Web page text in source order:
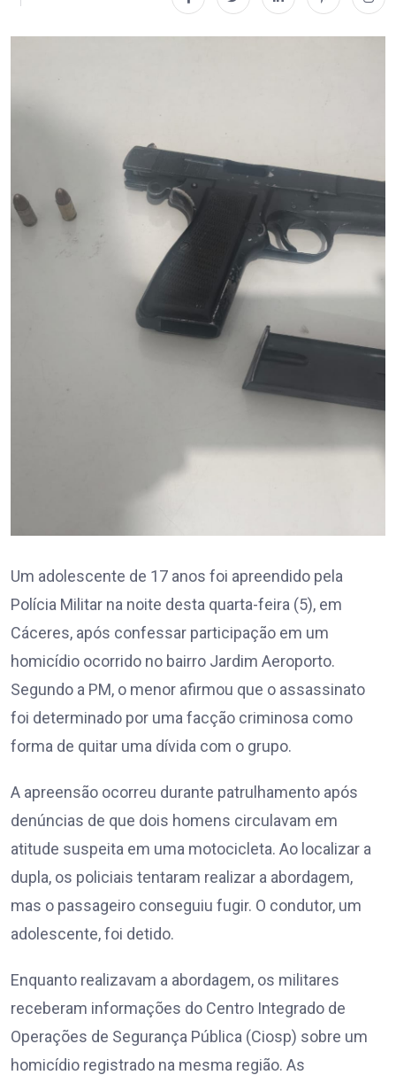
Um adolescente de 17 anos foi apreendido pela
Polícia Militar na noite desta quarta-feira (5), em
Cáceres, após confessar participação em um
homicídio ocorrido no bairro Jardim Aeroporto.
Segundo a PM, o menor afirmou que o assassinato
foi determinado por uma facção criminosa como
forma de quitar uma dívida com o grupo.
A apreensão ocorreu durante patrulhamento após
denúncias de que dois homens circulavam em
atitude suspeita em uma motocicleta. Ao localizar a
dupla, os policiais tentaram realizar a abordagem,
mas o passageiro conseguiu fugir. O condutor, um
adolescente, foi detido.
Enquanto realizavam a abordagem, os militares
receberam informações do Centro Integrado de
Operações de Segurança Pública (Ciosp) sobre um
homicídio registrado na mesma região. As